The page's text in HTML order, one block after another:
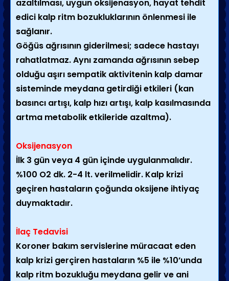
azaltılması, uygun oksijenasyon, hayat tehdit
edici kalp ritm bozukluklarının önlenmesi ile
sağlanır.
Göğüs ağrısının giderilmesi; sadece hastayı
rahatlatmaz. Aynı zamanda ağrısının sebep
olduğu aşırı sempatik aktivitenin kalp damar
sisteminde meydana getirdiği etkileri (kan
basıncı artışı, kalp hızı artışı, kalp kasılmasında
artma metabolik etkileride azaltma).
Oksijenasyon
İlk 3 gün veya 4 gün içinde uygulanmalıdır.
%100 O2 dk. 2-4 lt. verilmelidir. Kalp krizi
geçiren hastaların çoğunda oksijene ihtiyaç
duymaktadır.
İlaç Tedavisi
Koroner bakım servislerine müracaat eden
kalp krizi gerçiren hastaların %5 ile %10’unda
kalp ritm bozukluğu meydana gelir ve ani